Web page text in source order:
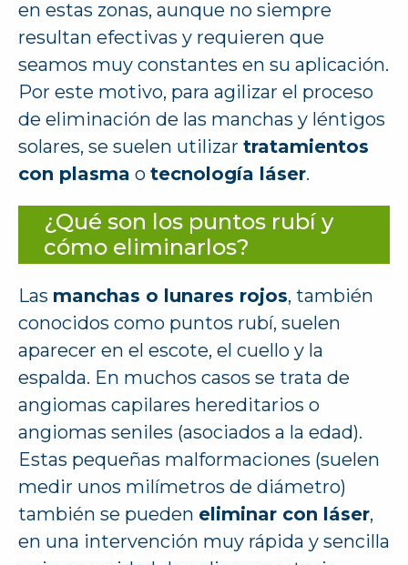
en estas zonas, aunque no siempre
resultan efectivas y requieren que
seamos muy constantes en su aplicación.
Por este motivo, para agilizar el proceso
de eliminación de las manchas y léntigos
solares, se suelen utilizar tratamientos
con plasma o tecnología láser.
¿Qué son los puntos rubí y
cómo eliminarlos?
Las manchas o lunares rojos, también
conocidos como puntos rubí, suelen
aparecer en el escote, el cuello y la
espalda. En muchos casos se trata de
angiomas capilares hereditarios o
angiomas seniles (asociados a la edad).
Estas pequeñas malformaciones (suelen
medir unos milímetros de diámetro)
también se pueden eliminar con láser,
en una intervención muy rápida y sencilla